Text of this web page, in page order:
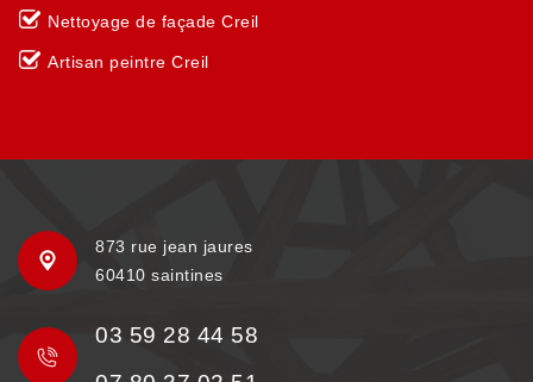
Nettoyage de façade Creil
Artisan peintre Creil
873 rue jean jaures
60410 saintines
03 59 28 44 58